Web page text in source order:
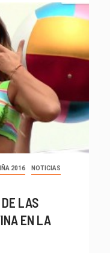
2016
NOTICIAS
LAS
EN LA